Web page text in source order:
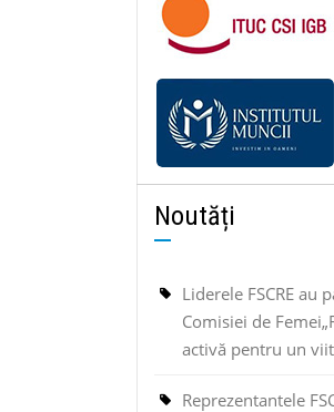
Noutăți
Liderele FSCRE au
Comisiei de
activă pentru un
Reprezentantele